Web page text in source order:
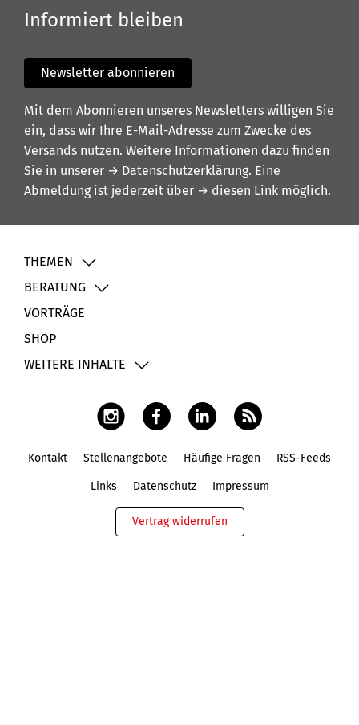
Informiert bleiben
Newsletter abonnieren
Mit dem Abonnieren unseres Newsletters willigen Sie
ein, dass wir Ihre E-Mail-Adresse zum Zwecke des
Versands nutzen. Weitere Informationen dazu finden
Sie in unserer → Datenschutzerklärung. Eine
Abmeldung ist jederzeit über → diesen Link möglich.
THEMEN
BERATUNG
VORTRÄGE
SHOP
WEITERE INHALTE
Kontakt Stellenangebote Häufige Fragen RSS-Feeds
Links Datenschutz Impressum
Vertrag widerrufen